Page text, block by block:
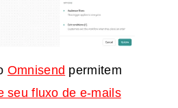
Omnisend permitem
seu fluxo de e-mails